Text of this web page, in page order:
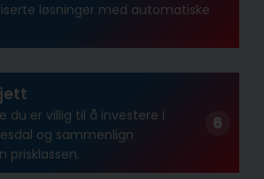
løsninger med automatiske
du er villig til å investere i
og sammenlign
prisklassen.